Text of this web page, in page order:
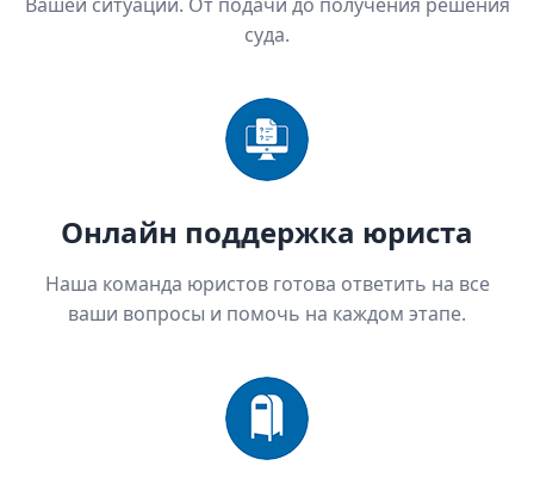
суда.
Онлайн поддержка юриста
Наша команда юристов готова ответить на все
ваши вопросы и помочь на каждом этапе.